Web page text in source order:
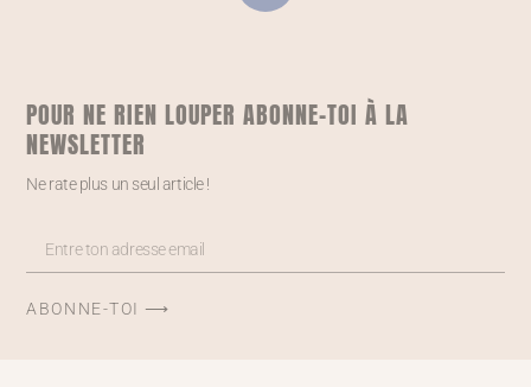
POUR NE RIEN LOUPER ABONNE-TOI À LA
NEWSLETTER
Ne rate plus un seul article !
ABONNE-TOI ⟶